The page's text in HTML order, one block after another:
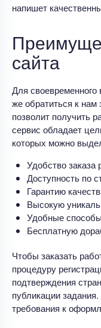
напишет
сайта
Для своевременного
же обратиться к
позволит получить
сервис обладает
которых можно
Удобство заказа
Доступность по
Гарантию
Высокую
Удобные
Бесплатную
Чтобы заказать
процедуру
подтверждения
публикации
требования к